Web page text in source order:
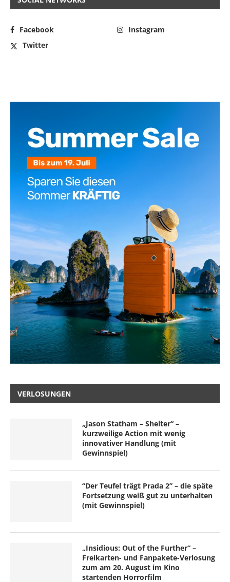
Facebook
Instagram
Twitter
VERLOSUNGEN
„Jason Statham – Shelter“ –
kurzweilige Action mit wenig
innovativer Handlung (mit
Gewinnspiel)
“Der Teufel trägt Prada 2” – die späte
Fortsetzung weiß gut zu unterhalten
(mit Gewinnspiel)
„Insidious: Out of the Further“ –
Freikarten- und Fanpakete-Verlosung
zum am 20. August im Kino
startenden Horrorfilm